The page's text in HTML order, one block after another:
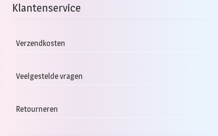
Klantenservice
Verzendkosten
Veelgestelde vragen
Retourneren